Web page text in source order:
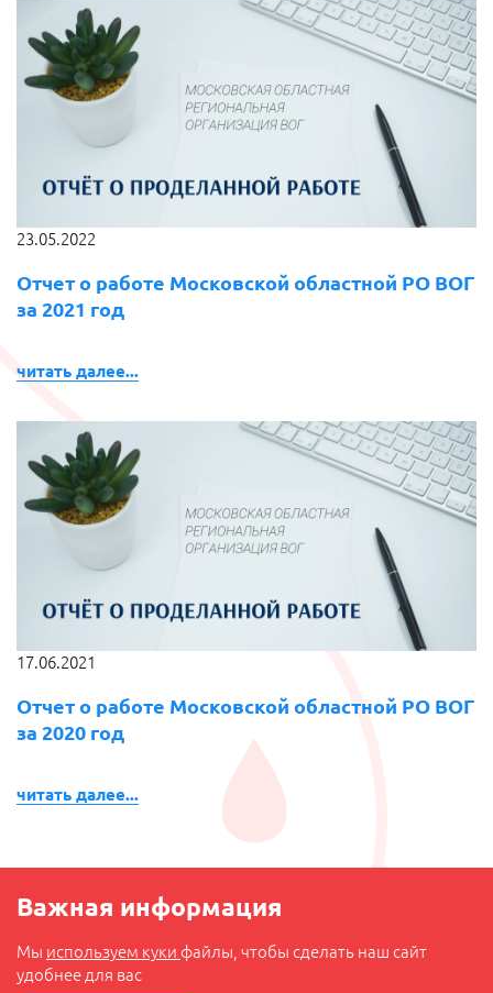
23.05.2022
Отчет о работе Московской областной РО ВОГ
за 2021 год
читать далее...
17.06.2021
Отчет о работе Московской областной РО ВОГ
за 2020 год
читать далее...
Важная информация
Мы используем куки файлы, чтобы сделать наш сайт
удобнее для вас